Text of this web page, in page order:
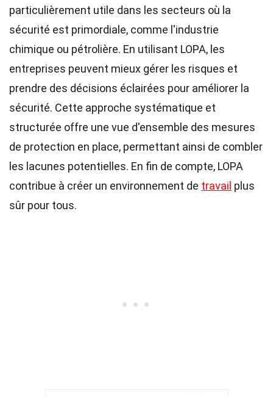
particulièrement utile dans les secteurs où la
sécurité est primordiale, comme l'industrie
chimique ou pétrolière. En utilisant LOPA, les
entreprises peuvent mieux gérer les risques et
prendre des décisions éclairées pour améliorer la
sécurité. Cette approche systématique et
structurée offre une vue d'ensemble des mesures
de protection en place, permettant ainsi de combler
les lacunes potentielles. En fin de compte, LOPA
contribue à créer un environnement de travail plus
sûr pour tous.